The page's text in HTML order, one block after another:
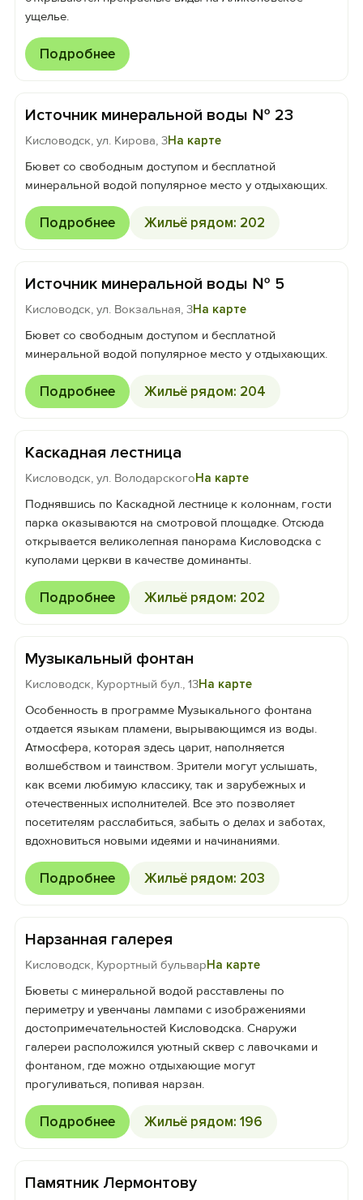
ущелье.
Подробнее
Источник минеральной воды № 23
Кисловодск, ул. Кирова, 3На карте
Бювет со свободным доступом и бесплатной
минеральной водой популярное место у отдыхающих.
Подробнее Жильё рядом: 202
Источник минеральной воды № 5
Кисловодск, ул. Вокзальная, 3На карте
Бювет со свободным доступом и бесплатной
минеральной водой популярное место у отдыхающих.
Подробнее Жильё рядом: 204
Каскадная лестница
Кисловодск, ул. ВолодарскогоНа карте
Поднявшись по Каскадной лестнице к колоннам, гости
парка оказываются на смотровой площадке. Отсюда
открывается великолепная панорама Кисловодска с
куполами церкви в качестве доминанты.
Подробнее Жильё рядом: 202
Музыкальный фонтан
Кисловодск, Курортный бул., 13На карте
Особенность в программе Музыкального фонтана
отдается языкам пламени, вырывающимся из воды.
Атмосфера, которая здесь царит, наполняется
волшебством и таинством. Зрители могут услышать,
как всеми любимую классику, так и зарубежных и
отечественных исполнителей. Все это позволяет
посетителям расслабиться, забыть о делах и заботах,
вдохновиться новыми идеями и начинаниями.
Подробнее Жильё рядом: 203
Нарзанная галерея
Кисловодск, Курортный бульварНа карте
Бюветы с минеральной водой расставлены по
периметру и увенчаны лампами с изображениями
достопримечательностей Кисловодска. Снаружи
галереи расположился уютный сквер с лавочками и
фонтаном, где можно отдыхающие могут
прогуливаться, попивая нарзан.
Подробнее Жильё рядом: 196
Памятник Лермонтову